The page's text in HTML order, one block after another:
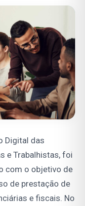
Digital das
e Trabalhistas, foi
com o objetivo de
de prestação de
e fiscais. No